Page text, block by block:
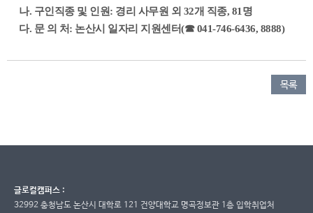
나. 구인직종 및 인원: 경리 사무원 외 32개 직종, 81명
다. 문 의 처: 논산시 일자리 지원센터(☎ 041-746-6436, 8888)
목록
글로컬캠퍼스 :
32992 충청남도 논산시 대학로 121 건양대학교 명곡정보관 1층 입학취업처